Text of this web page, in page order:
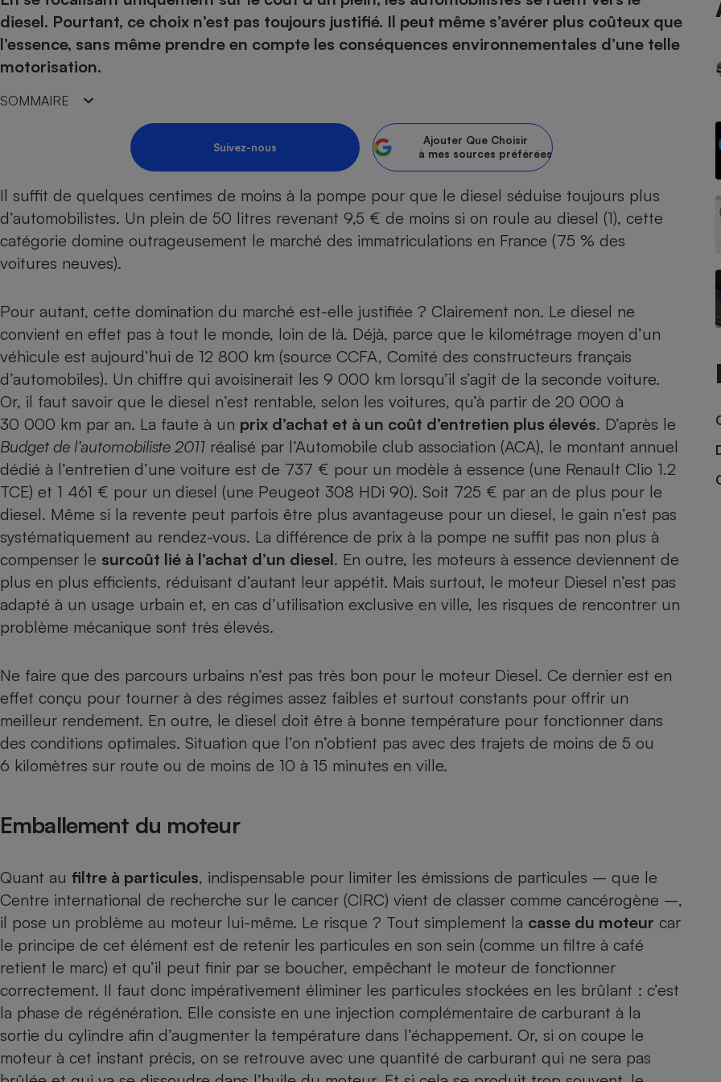
diesel. Pourtant, ce choix n’est pas toujours justifié. Il peut même s’avérer plus coûteux que
l’essence, sans même prendre en compte les conséquences environnementales d’une telle
motorisation.
SOMMAIRE
Suivez-nous
Ajouter Que Choisir
à mes sources préférées
Il suffit de quelques centimes de moins à la pompe pour que le diesel séduise toujours plus
d’automobilistes. Un plein de 50 litres revenant 9,5 € de moins si on roule au diesel (1), cette
catégorie domine outrageusement le marché des immatriculations en France (75 % des
voitures neuves).
Pour autant, cette domination du marché est-elle justifiée ? Clairement non. Le diesel ne
convient en effet pas à tout le monde, loin de là. Déjà, parce que le kilométrage moyen d’un
véhicule est aujourd’hui de 12 800 km (source CCFA, Comité des constructeurs français
d’automobiles). Un chiffre qui avoisinerait les 9 000 km lorsqu’il s’agit de la seconde voiture.
Or, il faut savoir que le diesel n’est rentable, selon les voitures, qu’à partir de 20 000 à
30 000 km par an. La faute à un prix d’achat et à un coût d’entretien plus élevés. D’après le
Budget de l’automobiliste 2011 réalisé par l’Automobile club association (ACA), le montant annuel
dédié à l’entretien d’une voiture est de 737 € pour un modèle à essence (une Renault Clio 1.2
TCE) et 1 461 € pour un diesel (une Peugeot 308 HDi 90). Soit 725 € par an de plus pour le
diesel. Même si la revente peut parfois être plus avantageuse pour un diesel, le gain n’est pas
systématiquement au rendez-vous. La différence de prix à la pompe ne suffit pas non plus à
compenser le surcoût lié à l’achat d’un diesel. En outre, les moteurs à essence deviennent de
plus en plus efficients, réduisant d’autant leur appétit. Mais surtout, le moteur Diesel n’est pas
adapté à un usage urbain et, en cas d’utilisation exclusive en ville, les risques de rencontrer un
problème mécanique sont très élevés.
Ne faire que des parcours urbains n’est pas très bon pour le moteur Diesel. Ce dernier est en
effet conçu pour tourner à des régimes assez faibles et surtout constants pour offrir un
meilleur rendement. En outre, le diesel doit être à bonne température pour fonctionner dans
des conditions optimales. Situation que l’on n’obtient pas avec des trajets de moins de 5 ou
6 kilomètres sur route ou de moins de 10 à 15 minutes en ville.
Emballement du moteur
Quant au filtre à particules, indispensable pour limiter les émissions de particules – que le
Centre international de recherche sur le cancer (CIRC) vient de classer comme cancérogène –,
il pose un problème au moteur lui-même. Le risque ? Tout simplement la casse du moteur car
le principe de cet élément est de retenir les particules en son sein (comme un filtre à café
retient le marc) et qu’il peut finir par se boucher, empêchant le moteur de fonctionner
correctement. Il faut donc impérativement éliminer les particules stockées en les brûlant : c’est
la phase de régénération. Elle consiste en une injection complémentaire de carburant à la
sortie du cylindre afin d’augmenter la température dans l’échappement. Or, si on coupe le
moteur à cet instant précis, on se retrouve avec une quantité de carburant qui ne sera pas
Nutrition
Produit alimentaire
Complément
alimentaire
Foie gras
Champagne - Comment choisir une
bouteille de champagne
Mutuelle Banque en ligne
Assurance emprunteur Assurance vie
Banque en ligne
Assurance auto
Carburant
Moto
Comparateur auto
Supermarché - Drive
Comparatif sèche-linge
Comparatif réfrigérateur-congélateur
Comparatif plaque à induction
Comparatif hotte aspirante
Comparatif climatiseur mobile
Comparatif aspirateur balai
Comparatif robot cuiseur
Comparatif centrale vapeur
Gros électroménager
Petit électroménager - Ustensile
Climatiseur -
Ventilateur
Aspirateur
Électricité - Gaz
Panneaux
photovoltaïques
Comparatif smartphone
Comparatif casque audio
Comparatif barre de son
Comparatif imprimante multifonction
Comparatif ordinateur portable
Comparatif ultrabook
Image et son
Informatique
Internet
Téléphonie
Ordinateur portable
Antivirus
Comparatif nettoyeur haute
pression
Comparatif tondeuse robot
Comparatif poêle à granulés
Comparatif radiateur électrique
Aménagement
Chauffage
Produit d'entretien
Sécurité domestique
Matelas Poêle à granulés
Radiateur électrique Électricité - Gaz
Climatiseur -
Ventilateur
Comparateur mutuelle
Hygiène - Beauté
Maladie - Médecine - Médicament
Mutuelle Aide auditive
Antimoustique
funèbres
pour bébé
Choisir son fioul
Comparateur assurance emprunteur
Energie Moins Chère Ensemble
Tous les comparateurs
Toutes les cartes interactives
Speedtest - Testez le débit de votre
connexion Internet
nous ?